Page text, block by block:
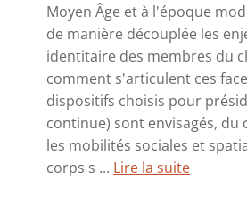
Moyen Âge et à l'époque
de manière découplée les
identitaire des membres du
comment s'articulent ces
dispositifs choisis pour
continue) sont envisagés,
les mobilités sociales et
corps s ... Lire la suite